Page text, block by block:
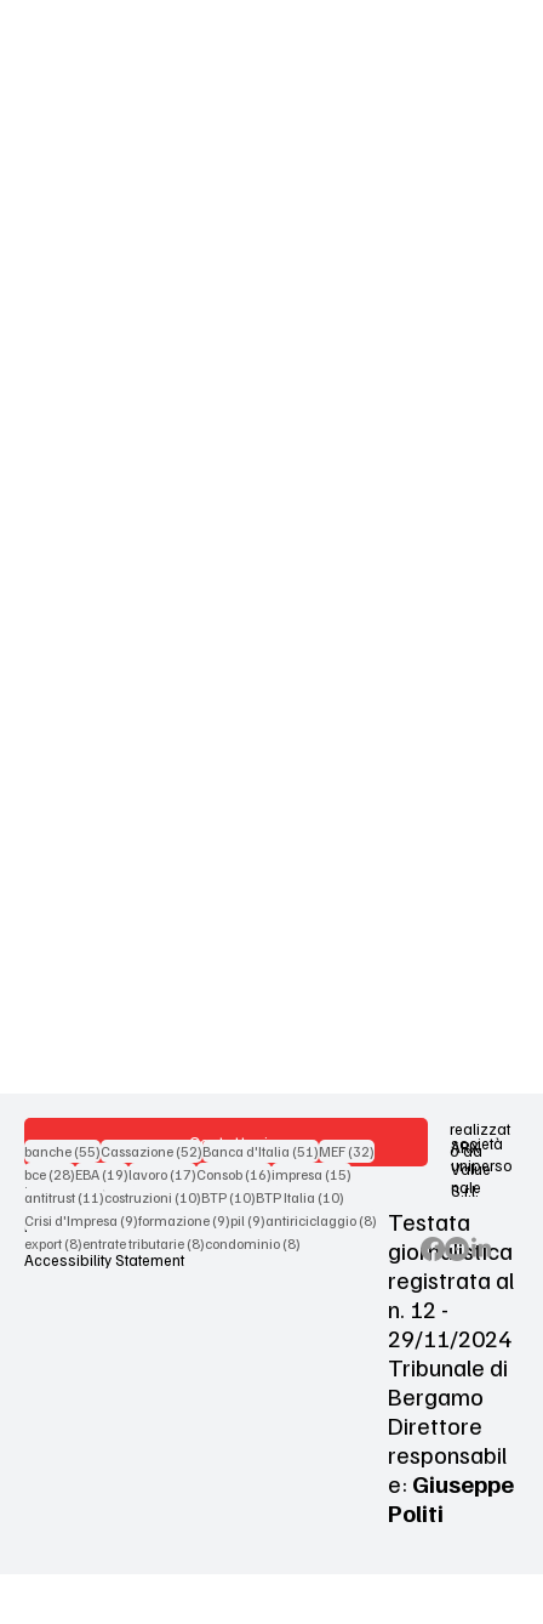
Contattaci
Terms & Conditions
Privacy Policy
Accessibility Statement
realizzat
o da
società
uniperso
nale
ARX
Value
S.r.l.
Testata
giornalistica
registrata al
n. 12 -
29/11/2024
Tribunale di
Bergamo
Direttore
responsabil
e: Giuseppe
Politi
banche (55)55 post
Cassazione (52)52 post
Banca d'Italia (51)51 post
MEF (32)32 post
bce (28)28 post
EBA (19)19 post
lavoro (17)17 post
Consob (16)16 post
impresa (15)15 post
antitrust (11)11 post
costruzioni (10)10 post
BTP (10)10 post
BTP Italia (10)10 post
Crisi d'Impresa (9)9 post
formazione (9)9 post
pil (9)9 post
antiriciclaggio (8)8 post
export (8)8 post
entrate tributarie (8)8 post
condominio (8)8 post